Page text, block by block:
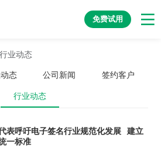
免费试用
行业动态
态 公司新闻 签约客户
行业动态
表呼吁电子签名行业规范化发展 建立
一标准